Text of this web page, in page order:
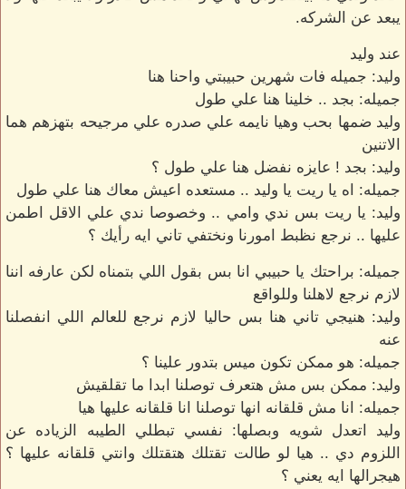
يبعد عن الشركه.
عند وليد
وليد: جميله فات شهرين حبيبتي واحنا هنا
جميله: بجد .. خلينا هنا علي طول
وليد ضمها بحب وهيا نايمه علي صدره علي مرجيحه بتهزهم هما
الاتنين
وليد: بجد ! عايزه نفضل هنا علي طول ؟
جميله: اه يا ريت يا وليد .. مستعده اعيش معاك هنا علي طول
وليد: يا ريت بس ندي وامي .. وخصوصا ندي علي الاقل اطمن
عليها .. نرجع نظبط امورنا ونختفي تاني ايه رأيك ؟
جميله: براحتك يا حبيبي انا بس بقول اللي بتمناه لكن عارفه اننا
لازم نرجع لاهلنا وللواقع
وليد: هنيجي تاني هنا بس حاليا لازم نرجع للعالم اللي انفصلنا
عنه
جميله: هو ممكن تكون ميس بتدور علينا ؟
وليد: ممكن بس مش هتعرف توصلنا ابدا ما تقلقيش
جميله: انا مش قلقانه انها توصلنا انا قلقانه عليها هيا
وليد اتعدل شويه وبصلها: نفسي تبطلي الطيبه الزياده عن
اللزوم دي .. هيا لو طالت تقتلك هتقتلك وانتي قلقانه عليها ؟
هيجرالها ايه يعني ؟